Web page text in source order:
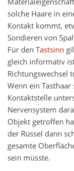
solche Haare in
Kontakt kommt,
Sondieren von
Für den Tastsinn
gleich informativ
Richtungswechsel
Wenn ein
Kontaktstelle
Nervensystem
Objekt getroffen
der Rüssel dann
gesamte
sein müsste.